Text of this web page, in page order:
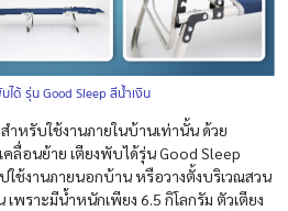
ได้ รุ่น Good Sleep สีน้ำเงิน
ำหรับใช้งานภายในบ้านเท่านั้น ด้วย
ลื่อนย้าย เตียงพับได้รุ่น Good Sleep
ใช้งานภายนอกบ้าน หรือวางตั้งบริเวณสวน
พราะมีน้ำหนักเพียง 6.5 กิโลกรัม ตัวเตียง